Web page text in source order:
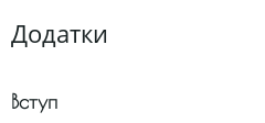
Додатки
Вступ